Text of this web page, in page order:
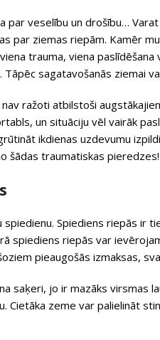
par veselību un drošību…
par ziemas riepām. Kamēr
trauma, viena
sagatavošanās ziemai
ražoti atbilstoši
un situāciju vēl vairāk
ikdienas uzdevumu
šādas traumatiskas pieredzes!
spiedienu. Spiediens riepās ir
spiediens riepās var
pieaugošās izmaksas,
saķeri, jo ir mazāks virsmas
Cietāka zeme var palielināt